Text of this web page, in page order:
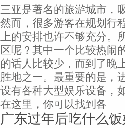
三亚是著名的旅游城市，
然而，很多游客在规划行
上的安排也许不够充分
区呢？其中一个比较热闹
的话人比较少，而到了晚
胜地之一。最重要的是，
设有各种大型娱乐设备，
在这里，你可以找到各
广东过年后吃什么